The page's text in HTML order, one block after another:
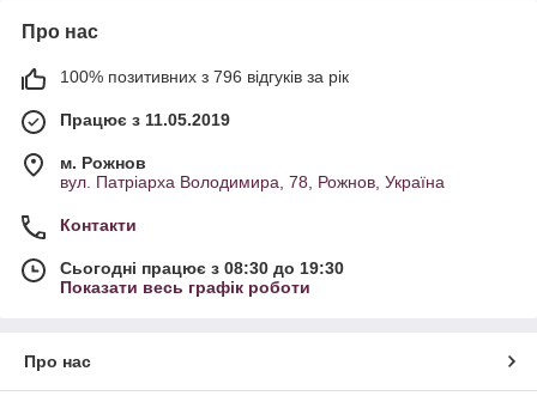
Про нас
100% позитивних з 796 відгуків за рік
Працює з 11.05.2019
м. Рожнов
вул. Патріарха Володимира, 78, Рожнов, Україна
Контакти
Сьогодні працює з 08:30 до 19:30
Показати весь графік роботи
Про нас